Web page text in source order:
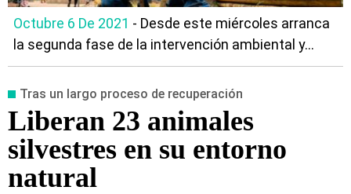
Octubre 6 De 2021 - Desde este miércoles arranca
la segunda fase de la intervención ambiental y...
Tras un largo proceso de recuperación
Liberan 23 animales
silvestres en su entorno
natural